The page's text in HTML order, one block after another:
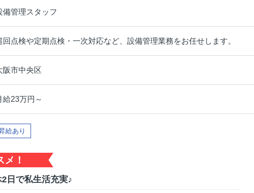
備管理スタッフ
回点検や定期点検・一次対応など、設備管理業務をお任せします。
阪市中央区
給23万円～
給あり
メ！
日で私生活充実♪